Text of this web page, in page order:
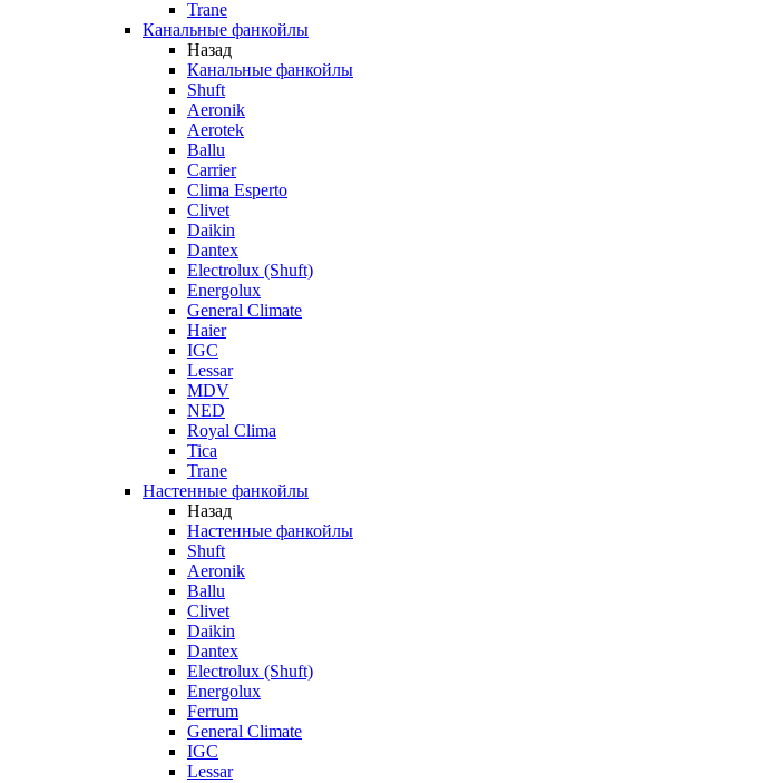
Trane
Канальные фанкойлы
Назад
Канальные фанкойлы
Shuft
Aeronik
Aerotek
Ballu
Carrier
Clima Esperto
Clivet
Daikin
Dantex
Electrolux (Shuft)
Energolux
General Climate
Haier
IGC
Lessar
MDV
NED
Royal Clima
Tica
Trane
Настенные фанкойлы
Назад
Настенные фанкойлы
Shuft
Aeronik
Ballu
Clivet
Daikin
Dantex
Electrolux (Shuft)
Energolux
Ferrum
General Climate
IGC
Lessar